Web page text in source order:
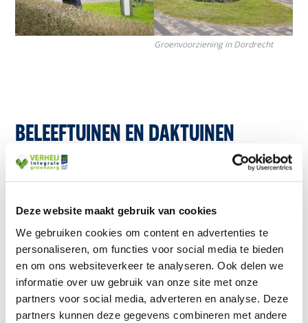
Deze website maakt gebruik van cookies
We gebruiken cookies om content en advertenties te
personaliseren, om functies voor social media te bieden
en om ons websiteverkeer te analyseren. Ook delen we
informatie over uw gebruik van onze site met onze
partners voor social media, adverteren en analyse. Deze
partners kunnen deze gegevens combineren met andere
Groenvoorziening in Dordrecht
BELEEFTUINEN EN DAKTUINEN
Het werk van Wim speelt zich voornamelijk af in
daktuinen van zorginstellingen en ziekenhuizen. “Het
leukste onderdeel van mijn werk vind ik het
groenonderhoud
bij Cedrah
. Hier kan ik zelf
meedenken met de klant, voel ik vertrouwen en heb
ik vrijheid. Het is erg mooi te merken dat de mensen
van Cedrah zeer tevreden zijn met het onderhoud. Ik
heb ook echt een band met de bewoners en